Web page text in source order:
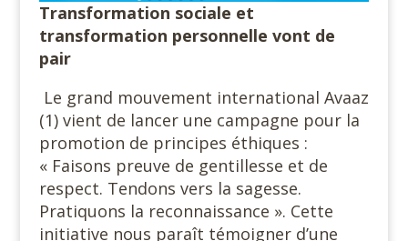
Transformation sociale et
transformation personnelle vont de
pair
Le grand mouvement international Avaaz
(1) vient de lancer une campagne pour la
promotion de principes éthiques :
« Faisons preuve de gentillesse et de
respect. Tendons vers la sagesse.
Pratiquons la reconnaissance ». Cette
initiative nous paraît témoigner d’une